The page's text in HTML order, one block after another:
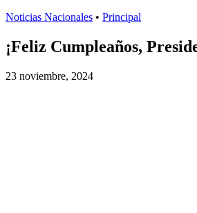
Noticias Nacionales • Principal
¡Feliz Cumpleaños,
23 noviembre, 2024